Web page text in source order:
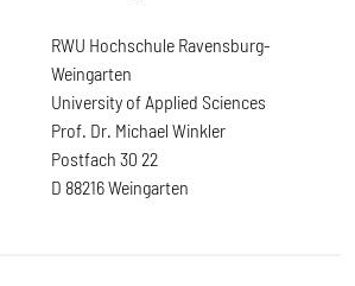
RWU Hochschule Ravensburg-
Weingarten
University of Applied Sciences
Prof. Dr. Michael Winkler
Postfach 30 22
D 88216 Weingarten